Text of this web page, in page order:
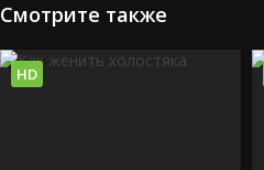
Смотрите также
HD